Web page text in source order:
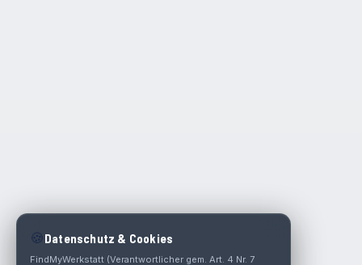
🍪 Datenschutz & Cookies
FindMyWerkstatt (Verantwortlicher gem. Art. 4 Nr. 7